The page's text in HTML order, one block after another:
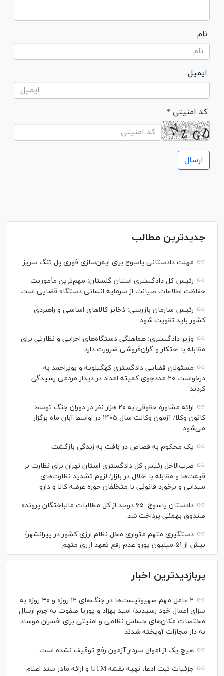
نام
ایمیل
* کد امنیتی
جدیدترین مطالب
مهلت دادستانی یاسوج برای ایمن‌سازی فوری پل تنگ سریز
رئیس کل دادگستری استان گلستان: مهم‌ترین مأموریت
حفاظت اطلاعات صیانت از سرمایه انسانی دستگاه قضایی است
رئیس سازمان بازرسی: ذخایر کالاهای اساسی و راهبردی
کشور باید تقویت شود
وزیر دادگستری: هماهنگی دستگاه‌های اجرایی و نظارتی برای
مقابله با احتکار و گران‌فروشی ضرورت دارد
مسئولان قضایی دادگستری کهگیلویه و بویراحمد به
درخواست‌ ۲۰ مددجوی کمیته امداد در دیدار مردمی رسیدگی
کردند
ارائه مشاوره حقوقی به ۲۰ هزار نفر در دوران جنگ توسط
کانون وکلا/ آزمون وکالت سال ۱۴۰۵ در اواسط آبان ماه برگزار
می‌شود
یک محکوم به قصاص در بافت به زندگی بازگشت
ضرب‌الاجل رئیس کل دادگستری استان تهران برای نظارت بر
قیمت‌ها و مقابله با اخلال در بازار/ لزوم تشدید نظارت‌های
میدانی و برخورد قانونی با متخلفان حوزه عرضه کالا و دارو
دادستان یاسوج: ۶۵ درصد از کل مطالبات مالباختگان پرونده
صندوق بهمئی پرداخت شد
دستگیری متهم متواری مخل نظام ارزی کشور در پیرانشهر/
بیش از ۵۱ میلیون یورو عدم رفع تعهد ارزی متهم
پربازدیدترین اخبار
۲ عامل مهم صهیونیست‌ها در جنگ‌های ۱۲ روزه و ۴۰ روزه به
سزای اعمال خود رسیدند/ امید بهزاد و پوریا صفوت به جرم ارسال
مختصات مکان‌های حساس نظامی و امنیتی برای افسران موساد
به دار مجازات آویخته شدند
هیچ یک از اموال سردار آزمون رفع توقیف نشده است
جزئیات ثبت ادعا، تهیه نقشه UTM و ارائه مادر سند اعلام